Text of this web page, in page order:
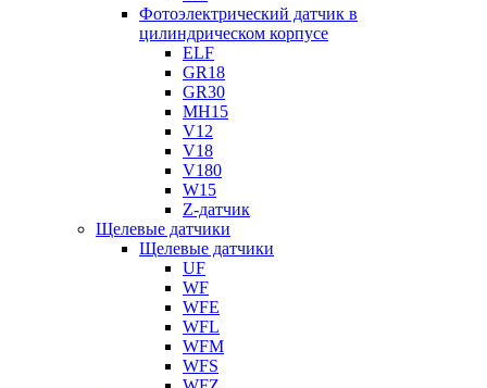
Фотоэлектрический датчик в
цилиндрическом корпусе
ELF
GR18
GR30
MH15
V12
V18
V180
W15
Z-датчик
Щелевые датчики
Щелевые датчики
UF
WF
WFE
WFL
WFM
WFS